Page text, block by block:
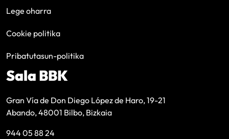
Lege oharra
Cookie politika
Pribatutasun-politika
Sala BBK
Gran Vía de Don Diego López de Haro, 19-21
Abando, 48001 Bilbo, Bizkaia
944 05 88 24